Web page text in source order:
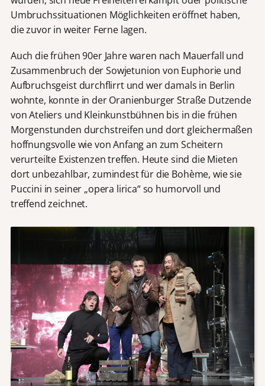
Umbruchssituationen Möglichkeiten eröffnet haben,
die zuvor in weiter Ferne lagen.
Auch die frühen 90er Jahre waren nach Mauerfall und
Zusammenbruch der Sowjetunion von Euphorie und
Aufbruchsgeist durchflirrt und wer damals in Berlin
wohnte, konnte in der Oranienburger Straße Dutzende
von Ateliers und Kleinkunstbühnen bis in die frühen
Morgenstunden durchstreifen und dort gleichermaßen
hoffnungsvolle wie von Anfang an zum Scheitern
verurteilte Existenzen treffen. Heute sind die Mieten
dort unbezahlbar, zumindest für die Bohème, wie sie
Puccini in seiner „opera lirica“ so humorvoll und
treffend zeichnet.